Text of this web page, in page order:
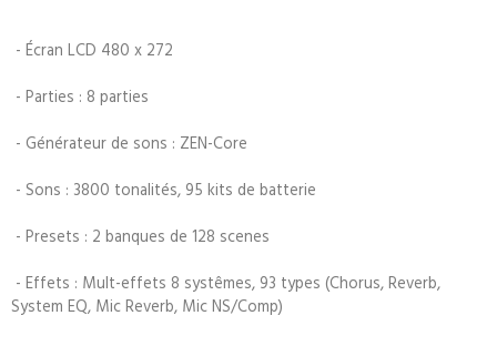
- Écran LCD 480 x 272
- Parties : 8 parties
- Générateur de sons : ZEN-Core
- Sons : 3800 tonalités, 95 kits de batterie
- Presets : 2 banques de 128 scenes
- Effets : Mult-effets 8 systêmes, 93 types (Chorus, Reverb,
System EQ, Mic Reverb, Mic NS/Comp)